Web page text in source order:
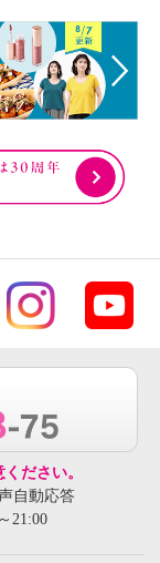
ださい。
自動応答
21:00